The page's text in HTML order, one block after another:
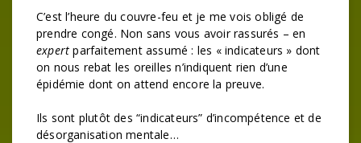
C’est l’heure du couvre-feu et je me vois obligé de
prendre congé. Non sans vous avoir rassurés – en
expert parfaitement assumé : les « indicateurs » dont
on nous rebat les oreilles n’indiquent rien d’une
épidémie dont on attend encore la preuve.
Ils sont plutôt des “indicateurs” d’incompétence et de
désorganisation mentale…